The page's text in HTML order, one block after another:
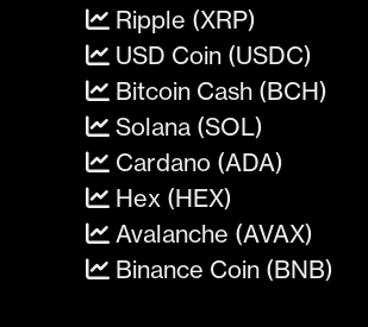
Ripple (XRP)
USD Coin (USDC)
Bitcoin Cash (BCH)
Solana (SOL)
Cardano (ADA)
Hex (HEX)
Avalanche (AVAX)
Binance Coin (BNB)